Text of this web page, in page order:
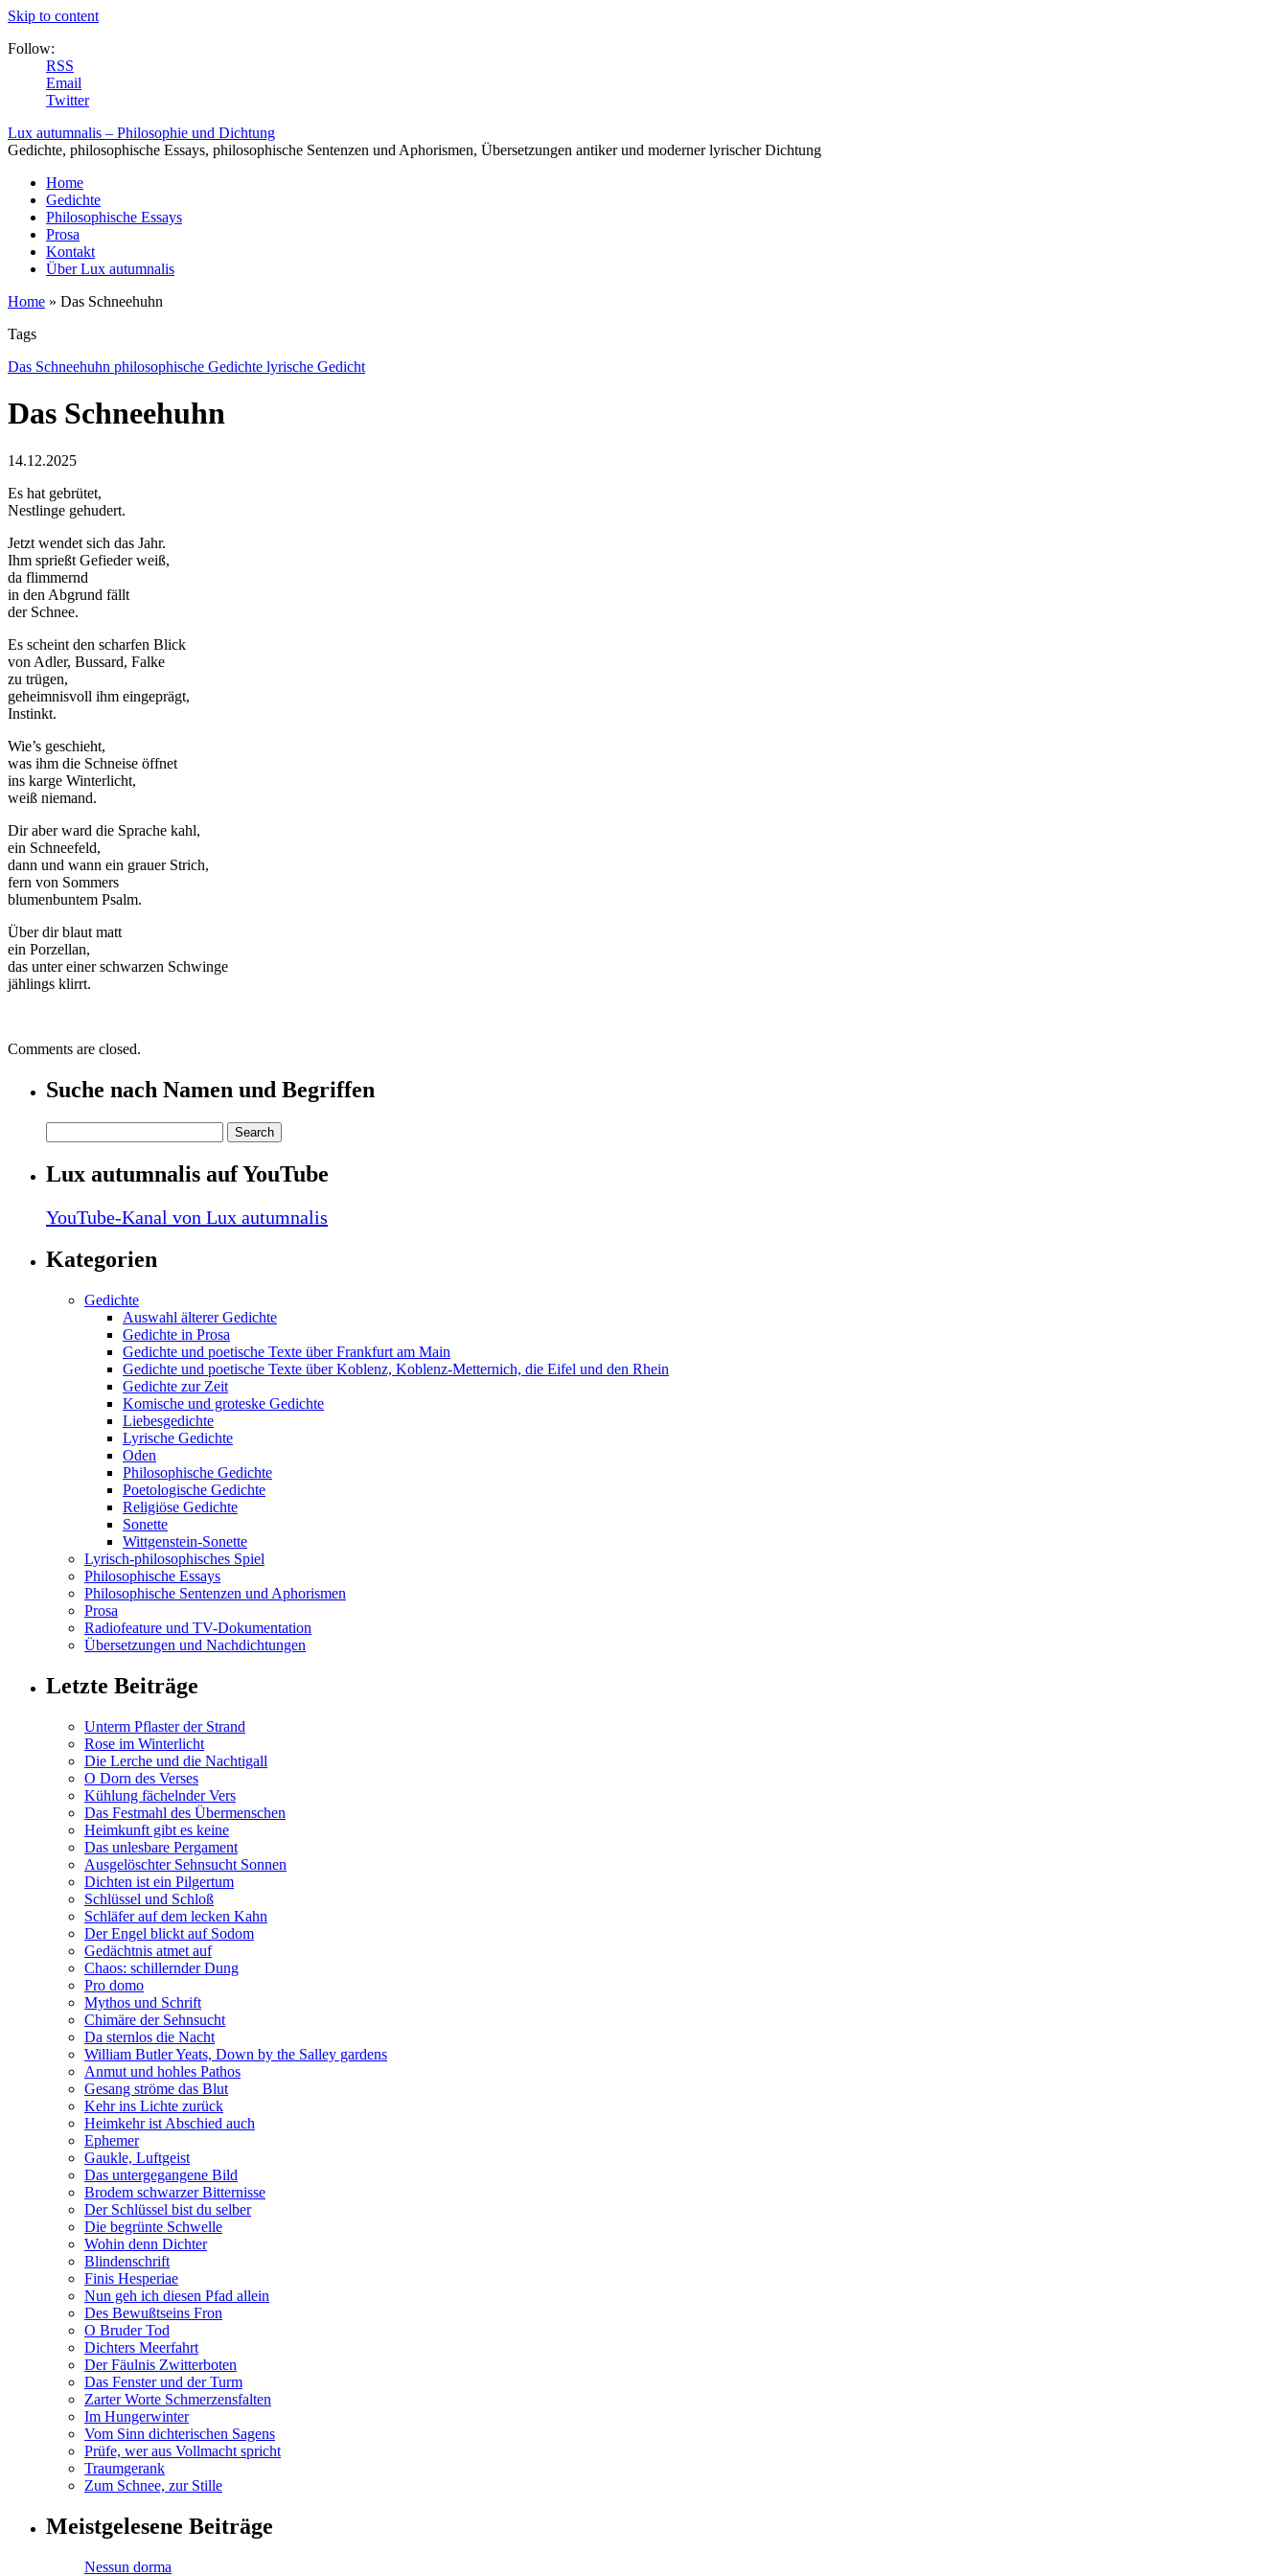
Skip to content
Follow:
RSS
Email
Twitter
Lux autumnalis – Philosophie und Dichtung
Gedichte, philosophische Essays, philosophische Sentenzen und Aphorismen, Übersetzungen antiker und moderner lyrischer Dichtung
Home
Gedichte
Philosophische Essays
Prosa
Kontakt
Über Lux autumnalis
Home » Das Schneehuhn
Tags
Das Schneehuhn philosophische Gedichte lyrische Gedicht
Das Schneehuhn
14.12.2025
Es hat gebrütet,
Nestlinge gehudert.
Jetzt wendet sich das Jahr.
Ihm sprießt Gefieder weiß,
da flimmernd
in den Abgrund fällt
der Schnee.
Es scheint den scharfen Blick
von Adler, Bussard, Falke
zu trügen,
geheimnisvoll ihm eingeprägt,
Instinkt.
Wie’s geschieht,
was ihm die Schneise öffnet
ins karge Winterlicht,
weiß niemand.
Dir aber ward die Sprache kahl,
ein Schneefeld,
dann und wann ein grauer Strich,
fern von Sommers
blumenbuntem Psalm.
Über dir blaut matt
ein Porzellan,
das unter einer schwarzen Schwinge
jählings klirrt.
Comments are closed.
Suche nach Namen und Begriffen
Lux autumnalis auf YouTube
YouTube-Kanal von Lux autumnalis
Kategorien
Gedichte
Auswahl älterer Gedichte
Gedichte in Prosa
Gedichte und poetische Texte über Frankfurt am Main
Gedichte und poetische Texte über Koblenz, Koblenz-Metternich, die Eifel und den Rhein
Gedichte zur Zeit
Komische und groteske Gedichte
Liebesgedichte
Lyrische Gedichte
Oden
Philosophische Gedichte
Poetologische Gedichte
Religiöse Gedichte
Sonette
Wittgenstein-Sonette
Lyrisch-philosophisches Spiel
Philosophische Essays
Philosophische Sentenzen und Aphorismen
Prosa
Radiofeature und TV-Dokumentation
Übersetzungen und Nachdichtungen
Letzte Beiträge
Unterm Pflaster der Strand
Rose im Winterlicht
Die Lerche und die Nachtigall
O Dorn des Verses
Kühlung fächelnder Vers
Das Festmahl des Übermenschen
Heimkunft gibt es keine
Das unlesbare Pergament
Ausgelöschter Sehnsucht Sonnen
Dichten ist ein Pilgertum
Schlüssel und Schloß
Schläfer auf dem lecken Kahn
Der Engel blickt auf Sodom
Gedächtnis atmet auf
Chaos: schillernder Dung
Pro domo
Mythos und Schrift
Chimäre der Sehnsucht
Da sternlos die Nacht
William Butler Yeats, Down by the Salley gardens
Anmut und hohles Pathos
Gesang ströme das Blut
Kehr ins Lichte zurück
Heimkehr ist Abschied auch
Ephemer
Gaukle, Luftgeist
Das untergegangene Bild
Brodem schwarzer Bitternisse
Der Schlüssel bist du selber
Die begrünte Schwelle
Wohin denn Dichter
Blindenschrift
Finis Hesperiae
Nun geh ich diesen Pfad allein
Des Bewußtseins Fron
O Bruder Tod
Dichters Meerfahrt
Der Fäulnis Zwitterboten
Das Fenster und der Turm
Zarter Worte Schmerzensfalten
Im Hungerwinter
Vom Sinn dichterischen Sagens
Prüfe, wer aus Vollmacht spricht
Traumgerank
Zum Schnee, zur Stille
Meistgelesene Beiträge
Nessun dorma